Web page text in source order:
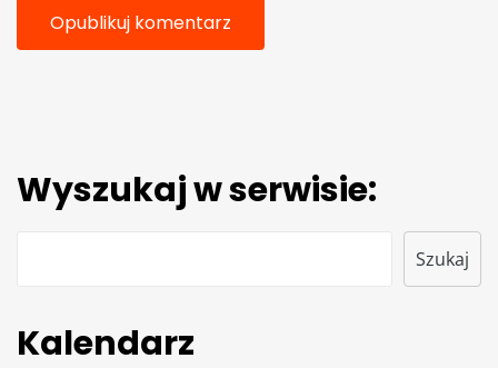
Wyszukaj w serwisie:
Szukaj
Kalendarz